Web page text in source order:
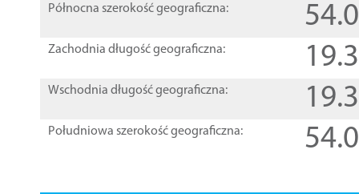
Północna szerokość geograficzna:
Zachodnia długość geograficzna:
Wschodnia długość geograficzna:
Południowa szerokość geograficzna: